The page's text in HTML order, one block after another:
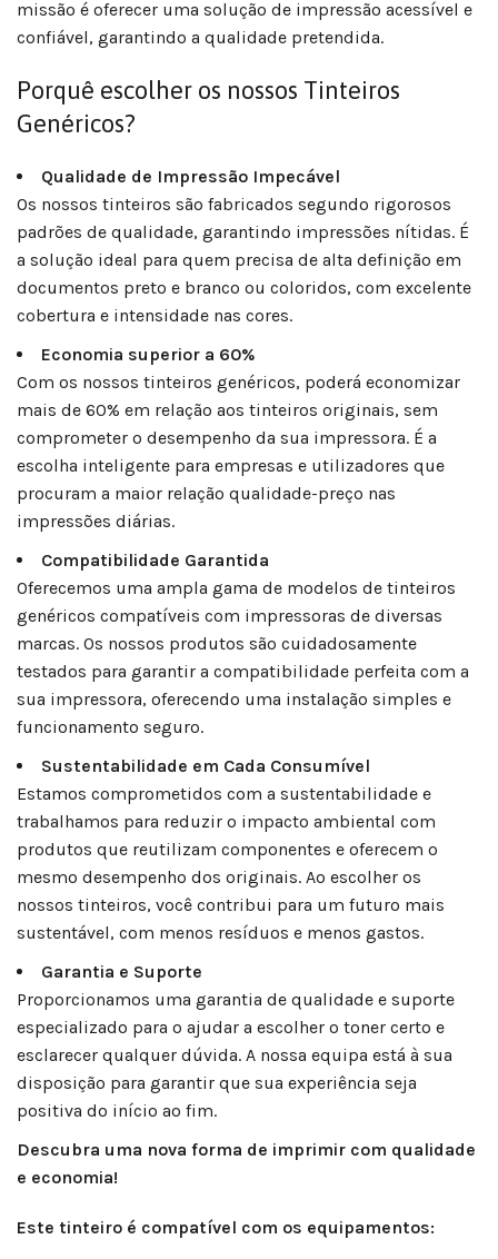
missão é oferecer uma solução de impressão acessível e
confiável, garantindo a qualidade pretendida.
Porquê escolher os nossos Tinteiros
Genéricos?
Qualidade de Impressão Impecável
Os nossos tinteiros são fabricados segundo rigorosos
padrões de qualidade, garantindo impressões nítidas. É
a solução ideal para quem precisa de alta definição em
documentos preto e branco ou coloridos, com excelente
cobertura e intensidade nas cores.
Economia superior a 60%
Com os nossos tinteiros genéricos, poderá economizar
mais de 60% em relação aos tinteiros originais, sem
comprometer o desempenho da sua impressora. É a
escolha inteligente para empresas e utilizadores que
procuram a maior relação qualidade-preço nas
impressões diárias.
Compatibilidade Garantida
Oferecemos uma ampla gama de modelos de tinteiros
genéricos compatíveis com impressoras de diversas
marcas. Os nossos produtos são cuidadosamente
testados para garantir a compatibilidade perfeita com a
sua impressora, oferecendo uma instalação simples e
funcionamento seguro.
Sustentabilidade em Cada Consumível
Estamos comprometidos com a sustentabilidade e
trabalhamos para reduzir o impacto ambiental com
produtos que reutilizam componentes e oferecem o
mesmo desempenho dos originais. Ao escolher os
nossos tinteiros, você contribui para um futuro mais
sustentável, com menos resíduos e menos gastos.
Garantia e Suporte
Proporcionamos uma garantia de qualidade e suporte
especializado para o ajudar a escolher o toner certo e
esclarecer qualquer dúvida. A nossa equipa está à sua
disposição para garantir que sua experiência seja
positiva do início ao fim.
Descubra uma nova forma de imprimir com qualidade
e economia!
Este tinteiro é compatível com os equipamentos: